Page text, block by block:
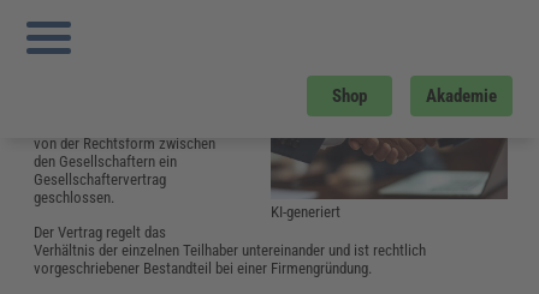
Shop Akademie
Sie sind hier:
Gesellschaftervertrag
KI-generiert
von der Rechtsform zwischen
den Gesellschaftern ein
Gesellschaftervertrag
geschlossen.
Der Vertrag regelt das
Verhältnis der einzelnen Teilhaber untereinander und ist rechtlich
vorgeschriebener Bestandteil bei einer Firmengründung.